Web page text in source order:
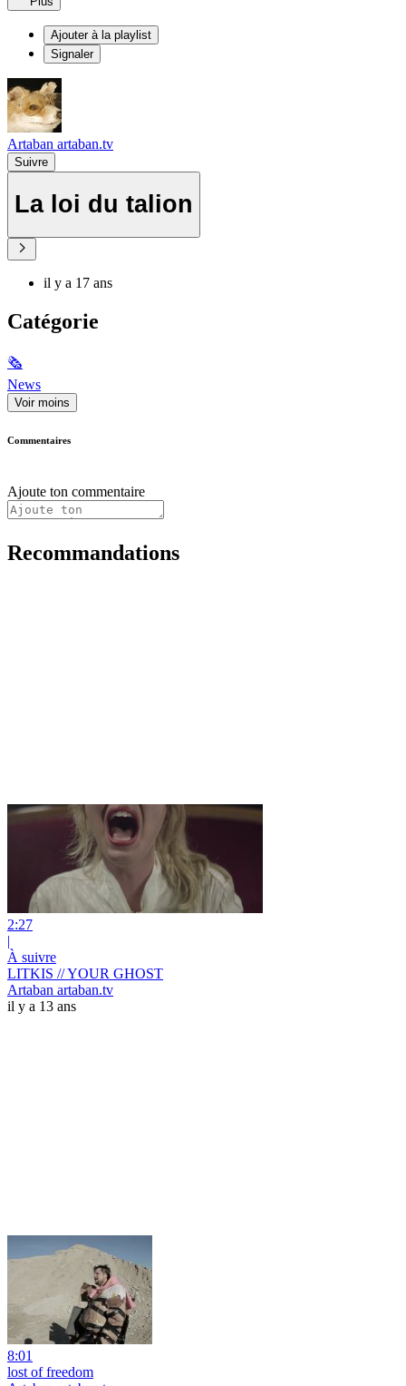
Ajouter à la playlist
Signaler
Artaban artaban.tv
Suivre
La loi du talion
il y a 17 ans
Catégorie
🗞
News
Voir moins
Commentaires
Ajoute ton commentaire
Recommandations
2:27
|
À suivre
LITKIS // YOUR GHOST
Artaban artaban.tv
il y a 13 ans
8:01
lost of freedom